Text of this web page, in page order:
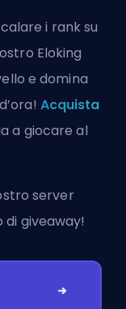
i rank su
Eloking
e domina
Acquista
a giocare al
server
giveaway!